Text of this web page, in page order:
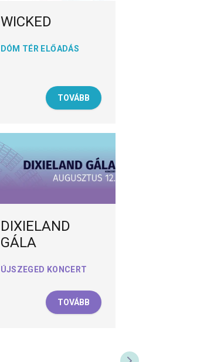
WICKED
DÓM TÉR ELŐADÁS
TOVÁBB
DIXIELAND
GÁLA
ÚJSZEGED KONCERT
TOVÁBB